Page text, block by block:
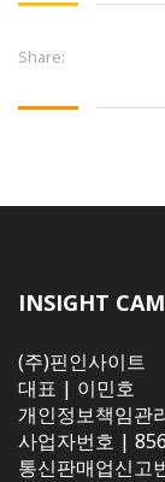
Share:
INSIGHT
(주)핀인사이트
대표 | 이민호
개인정보책임관
사업자번호 |
통신판매업신고